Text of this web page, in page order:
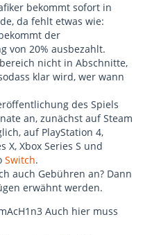
bekommt sofort in
da fehlt etwas wie:
der
von 20% ausbezahlt.
nicht in Abschnitte,
klar wird, wer wann
des Spiels
an, zunächst auf Steam
auf PlayStation 4,
X, Xbox Series S und
Switch.
auch Gebühren an? Dann
erwähnt werden.
Auch hier muss